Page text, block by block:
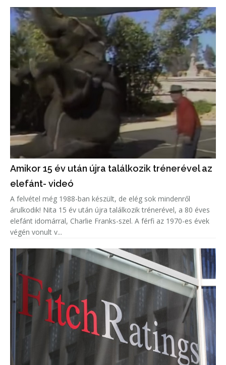
Amikor 15 év után újra találkozik trénerével az
elefánt- videó
A felvétel még 1988-ban készült, de elég sok mindenről
árulkodik! Nita 15 év után újra találkozik trénerével, a 80 éves
elefánt idomárral, Charlie Franks-szel. A férfi az 1970-es évek
végén vonult v...